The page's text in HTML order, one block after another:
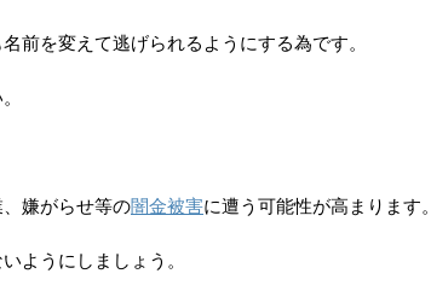
前を変えて逃げられるようにする為です。
嫌がらせ等の闇金被害に遭う可能性が高まります。
ようにしましょう。